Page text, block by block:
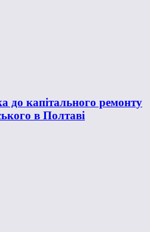
до капітального ремонту
в Полтаві